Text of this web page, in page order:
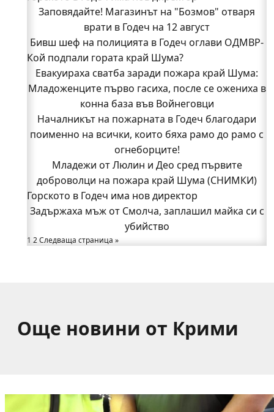
Заповядайте! Магазинът на "Бозмов" отваря
врати в Годеч на 12 август
Бивш шеф на полицията в Годеч оглави ОДМВР-
Видин
Кой подпали гората край Шума?
Младежи от Люлин и Део сред първите
доброволци на пожара край Шума (СНИМКИ)
Началникът на пожарната в Годеч благодари
поименно на всички, които бяха рамо до рамо с
огнеборците!
150 декара гори, треви и храсти изгоряха край
Годеч, десетки доброволци се хвърлиха в
битката с огъня (СНИМКИ/ВИДЕО)
Полицията влиза в селата
Възможни са прекъсвания на тока утре в части
от община Годеч
Кой подпали гората край Шума?
Евакуираха сватба заради пожара край Шума:
Младоженците първо гасиха, после се ожениха в
конна база във Войнеговци
Началникът на пожарната в Годеч благодари
поименно на всички, които бяха рамо до рамо с
огнеборците!
Младежи от Люлин и Део сред първите
доброволци на пожара край Шума (СНИМКИ)
Горското в Годеч има нов директор
Задържаха мъж от Смолча, заплашил майка си с
убийство
1 2Следваща страница »
Още новини от Крими